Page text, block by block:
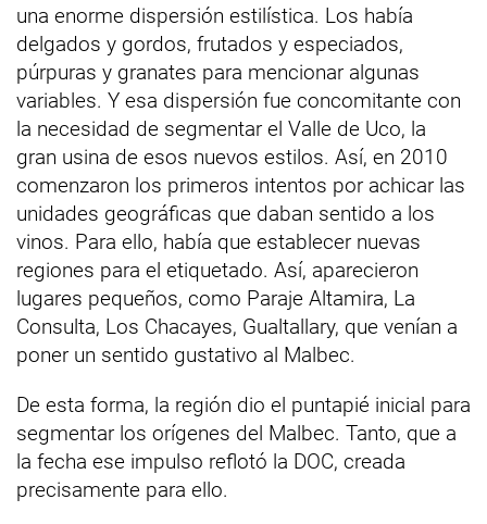
una enorme dispersión estilística. Los había
delgados y gordos, frutados y especiados,
púrpuras y granates para mencionar algunas
variables. Y esa dispersión fue concomitante con
la necesidad de segmentar el Valle de Uco, la
gran usina de esos nuevos estilos. Así, en 2010
comenzaron los primeros intentos por achicar las
unidades geográficas que daban sentido a los
vinos. Para ello, había que establecer nuevas
regiones para el etiquetado. Así, aparecieron
lugares pequeños, como Paraje Altamira, La
Consulta, Los Chacayes, Gualtallary, que venían a
poner un sentido gustativo al Malbec.
De esta forma, la región dio el puntapié inicial para
segmentar los orígenes del Malbec. Tanto, que a
la fecha ese impulso reflotó la DOC, creada
precisamente para ello.